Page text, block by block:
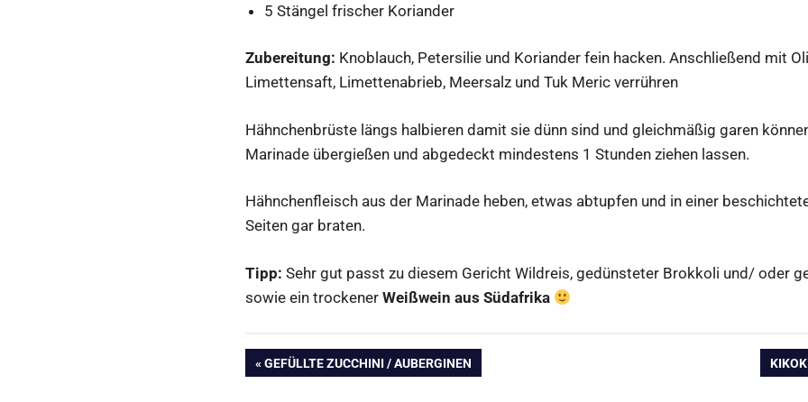
5 Stängel frischer Koriander
Zubereitung: Knoblauch, Petersilie und Koriander fein hacken. Anschließend mit
Limettensaft, Limettenabrieb, Meersalz und Tuk Meric verrühren
Hähnchenbrüste längs halbieren damit sie dünn sind und gleichmäßig garen
Marinade übergießen und abgedeckt mindestens 1 Stunden ziehen lassen.
Hähnchenfleisch aus der Marinade heben, etwas abtupfen und in einer
Seiten gar braten.
Tipp: Sehr gut passt zu diesem Gericht Wildreis, gedünsteter Brokkoli und/ oder
sowie ein trockener Weißwein aus Südafrika
Beitragsnavigation
VORHERIGER
GEFÜLLTE ZUCCHINI / AUBERGINEN